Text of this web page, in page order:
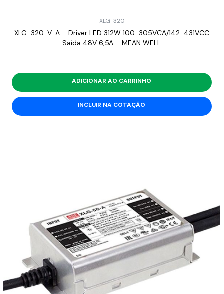
XLG-320
XLG-320-V-A – Driver LED 312W 100-305VCA/142-431VCC
Saída 48V 6,5A – MEAN WELL
ADICIONAR AO CARRINHO
INCLUIR NA COTAÇÃO